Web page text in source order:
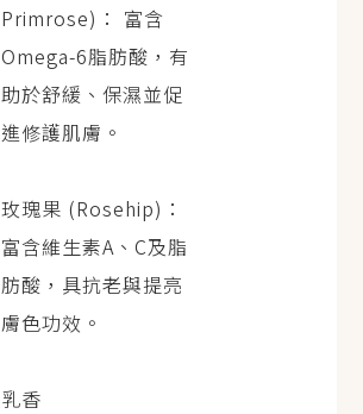
Primrose)： 富含
Omega-6脂肪酸，有
助於舒緩、保濕並促
進修護肌膚。
玫瑰果 (Rosehip)：
富含維生素A、C及脂
肪酸，具抗老與提亮
膚色功效。
乳香